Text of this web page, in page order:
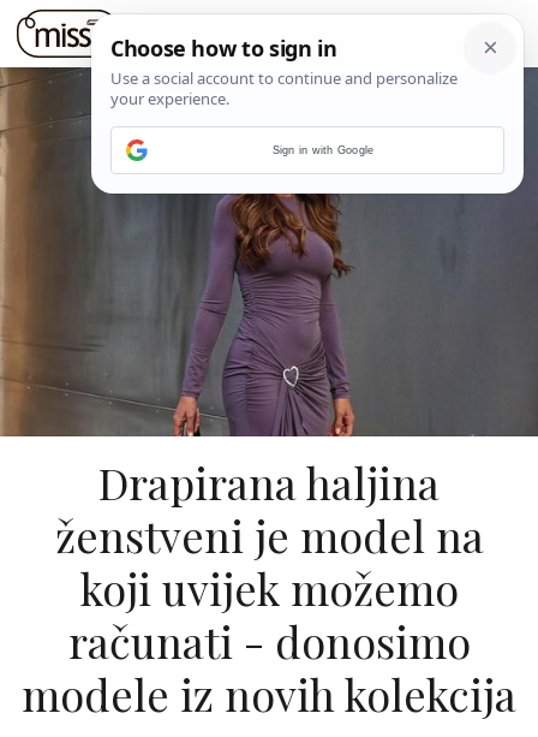
Drapirana haljina
ženstveni je model na
koji uvijek možemo
računati - donosimo
modele iz novih kolekcija
Sign in with Google